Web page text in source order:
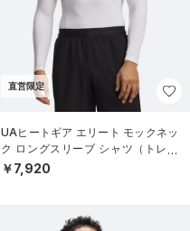
直営限定
UAヒートギア エリート モックネッ
ク ロングスリーブ シャツ（トレー
ニング/MEN）
￥7,920